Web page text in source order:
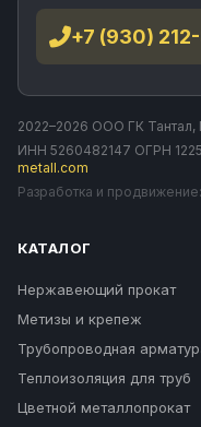
+7 (930)
2022–2026 ООО ГК Тантал,
ИНН 5260482147 ОГРН
metall.com
Разработка и продвижение:
КАТАЛОГ
Нержавеющий прокат
Метизы и крепеж
Трубопроводная
Теплоизоляция для труб
Цветной металлопрокат